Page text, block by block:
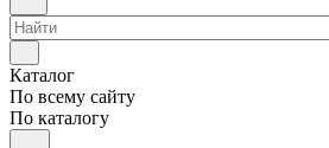
Каталог
По всему сайту
По каталогу